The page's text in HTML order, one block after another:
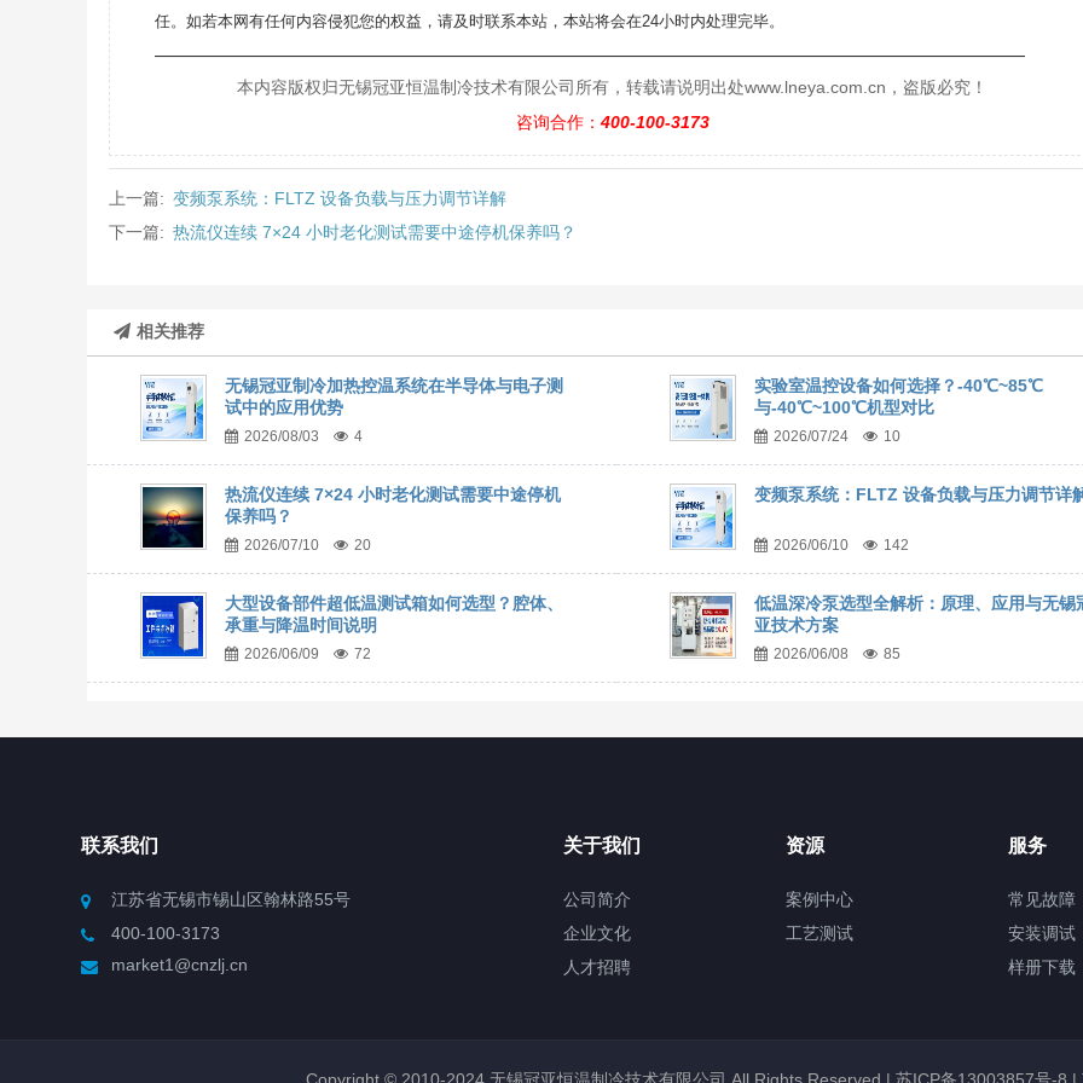
任。如若本网有任何内容侵犯您的权益，请及时联系本站，本站将会在24小时内处理完毕。
—————————————————————————————————————————————
本内容版权归无锡冠亚恒温制冷技术有限公司所有，转载请说明出处www.lneya.com.cn，盗版必究！
咨询合作： 400-100-3173
上一篇: 变频泵系统：FLTZ 设备负载与压力调节详解
下一篇: 热流仪连续 7×24 小时老化测试需要中途停机保养吗？
相关推荐
无锡冠亚制冷加热控温系统在半导体与电子测
试中的应用优势
2026/08/03 4
实验室温控设备如何选择？-40℃~85℃
与-40℃~100℃机型对比
2026/07/24 10
热流仪连续 7×24 小时老化测试需要中途停机
保养吗？
2026/07/10 20
变频泵系统：FLTZ 设备负载与压力调节详
2026/06/10 142
大型设备部件超低温测试箱如何选型？腔体、
承重与降温时间说明
2026/06/09 72
低温深冷泵选型全解析：原理、应用与无锡
亚技术方案
2026/06/08 85
联系我们
江苏省无锡市锡山区翰林路55号
400-100-3173
market1@cnzlj.cn
关于我们
公司简介
企业文化
人才招聘
资源
案例中心
工艺测试
服务
常见故障
安装调试
样册下载